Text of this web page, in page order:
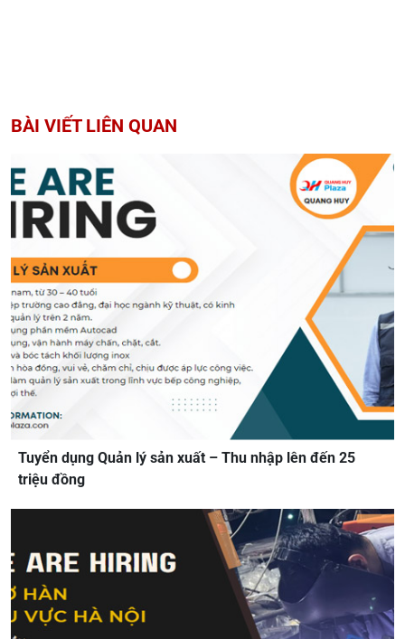
BÀI VIẾT LIÊN QUAN
Tuyển dụng Quản lý sản xuất – Thu nhập lên đến 25
triệu đồng